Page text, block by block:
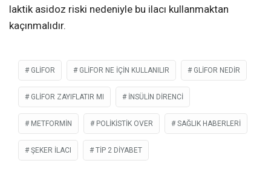
laktik asidoz riski nedeniyle bu ilacı kullanmaktan
kaçınmalıdır.
GLIFOR GLIFOR NE IÇIN KULLANILIR GLIFOR NEDIR
GLIFOR ZAYIFLATIR MI INSÜLIN DIRENCI
METFORMIN POLIKISTIK OVER SAĞLIK HABERLERI
ŞEKER ILACI TIP 2 DIYABET